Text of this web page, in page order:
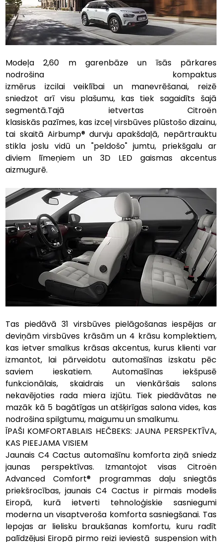
Modeļa 2,60 m garenbāze un īsās pārkares
nodrošina kompaktus
izmērus izcilai veiklībai un manevrēšanai, reizē
sniedzot arī visu plašumu, kas tiek sagaidīts šajā
segmentā.Tajā ietvertas Citroën
klasiskās pazīmes, kas izceļ virsbūves plūstošo dizainu,
tai skaitā Airbump® durvju apakšdaļā, nepārtrauktu
stikla joslu vidū un "peldošo" jumtu, priekšgalu ar
diviem līmeņiem un 3D LED gaismas akcentus
aizmugurē.
Tas piedāvā 31 virsbūves pielāgošanas iespējas ar
deviņām virsbūves krāsām un 4 krāsu komplektiem,
kas ietver smalkus krāsas akcentus, kurus klienti var
izmantot, lai pārveidotu automašīnas izskatu pēc
saviem ieskatiem. Automašīnas iekšpusē
funkcionālais, skaidrais un vienkāršais salons
nekavējoties rada miera izjūtu. Tiek piedāvātas ne
mazāk kā 5 bagātīgas un atšķirīgas salona vides, kas
nodrošina spilgtumu, maigumu un smalkumu.
ĪPAŠI KOMFORTABLAIS HEČBEKS: JAUNA PERSPEKTĪVA,
KAS PIEEJAMA VISIEM
Jaunais C4 Cactus automašīnu komforta ziņā sniedz
jaunas perspektīvas. Izmantojot visas Citroën
Advanced Comfort® programmas daļu sniegtās
priekšrocības, jaunais C4 Cactus ir pirmais modelis
Eiropā, kurā ietverti tehnoloģiskie sasniegumi
moderna un visaptveroša komforta sasniegšanai. Tas
lepojas ar lielisku braukšanas komfortu, kuru radīt
palīdzējusi Eiropā pirmo reizi ieviestā  suspension with